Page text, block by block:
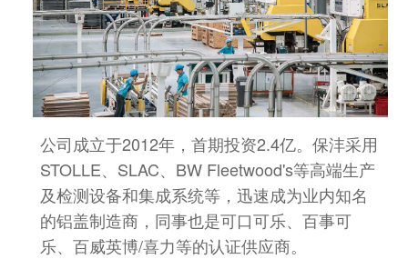
公司成立于2012年，首期投资2.4亿。保沣采用
STOLLE、SLAC、BW Fleetwood's等高端生产
及检测设备和集成系统等，迅速成为业内知名
的铝盖制造商，同事也是可口可乐、百事可
乐、百威英博/喜力等的认证供应商。